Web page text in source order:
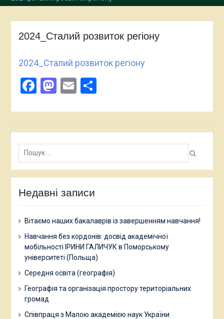
2024_Сталий розвиток регіону
2024_Сталий розвиток регіону
Facebook
Mastodon
EmailПоділитися
Пошук:
Недавні записи
Вітаємо наших бакалаврів із завершенням навчання!
Навчання без кордонів: досвід академічної
мобільності ІРИНИ ГАЛИЧУК в Поморському
університеті (Польща)
Середня освіта (географія)
Географія та організація простору територіальних
громад
Співпраця з Малою академією наук України